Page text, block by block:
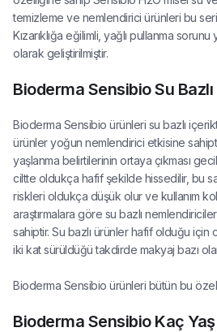
temizleme ve nemlendirici ürünleri bu
Kızarıklığa eğilimli, yağlı pullanma
olarak geliştirilmiştir.
Bioderma Sensibio Su Bazlı
Bioderma Sensibio ürünleri su bazlı
ürünler yoğun nemlendirici etkisine
yaşlanma belirtilerinin ortaya çıkması
ciltte oldukça hafif şekilde hissedilir, bu
riskleri oldukça düşük olur ve kullanım
araştırmalara göre su bazlı
sahiptir. Su bazlı ürünler hafif olduğu için
iki kat sürüldüğü takdirde makyaj bazı
Bioderma Sensibio ürünleri bütün bu
Bioderma Sensibio Kaç